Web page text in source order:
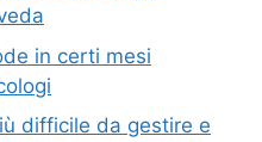
in certi mesi
difficile da gestire e